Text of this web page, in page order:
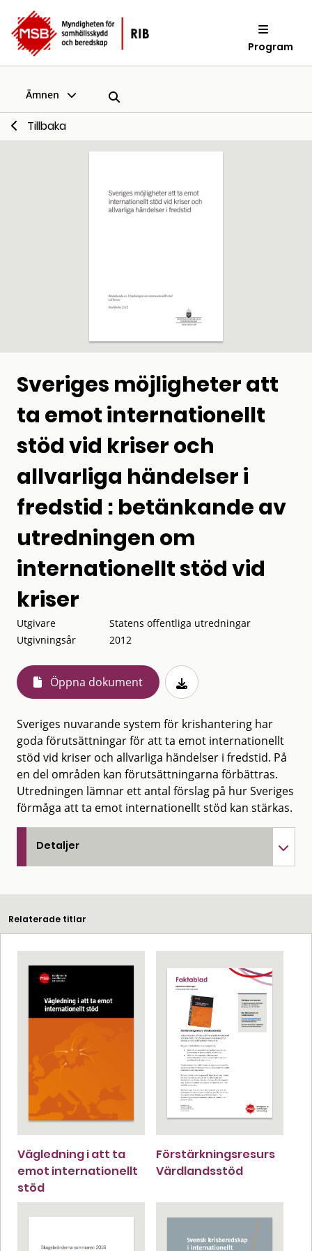
Program
Ämnen
Tillbaka
Sveriges möjligheter att
ta emot internationellt
stöd vid kriser och
allvarliga händelser i
fredstid : betänkande av
utredningen om
internationellt stöd vid
kriser
Utgivare
Statens offentliga utredningar
Utgivningsår
2012
Öppna dokument
Sveriges nuvarande system för krishantering har
goda förutsättningar för att ta emot internationellt
stöd vid kriser och allvarliga händelser i fredstid. På
en del områden kan förutsättningarna förbättras.
Utredningen lämnar ett antal förslag på hur Sveriges
förmåga att ta emot internationellt stöd kan stärkas.
Detaljer
Relaterade titlar
Vägledning i att ta
emot internationellt
stöd
Förstärkningsresurs
Värdlandsstöd